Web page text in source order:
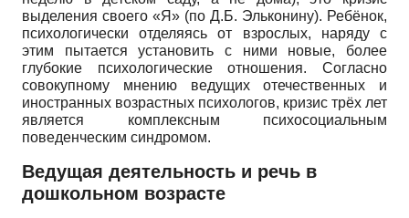
выделения своего «Я» (по Д.Б. Эльконину). Ребёнок,
психологически отделяясь от взрослых, наряду с
этим пытается установить с ними новые, более
глубокие психологические отношения. Согласно
совокупному мнению ведущих отечественных и
иностранных возрастных психологов, кризис трёх лет
является комплексным психосоциаль­ным
поведенческим синдромом.
Ведущая деятельность и речь в
дошкольном возрасте